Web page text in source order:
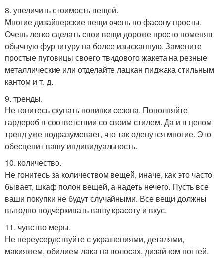
8. увеличить стоимость вещей.
Многие дизайнерские вещи очень по фасону просты.
Очень легко сделать свои вещи дороже просто поменяв
обычную фурнитуру на более изысканную. Замените
простые пуговицы своего твидового жакета на резные
металлические или отделайте лацкан пиджака стильным
кантом и т. д.
9. тренды.
Не гонитесь скупать новинки сезона. Пополняйте
гардероб в соответствии со своим стилем. Да и в целом
тренд уже подразумевает, что так оденутся многие. Это
обесценит вашу индивидуальность.
10. количество.
Не гонитесь за количеством вещей, иначе, как это часто
бывает, шкаф полон вещей, а надеть нечего. Пусть все
ваши покупки не будут случайными. Все вещи должны
выгодно подчёркивать вашу красоту и вкус.
11. чувство меры.
Не переусердствуйте с украшениями, деталями,
макияжем, обилием лака на волосах, дизайном ногтей.